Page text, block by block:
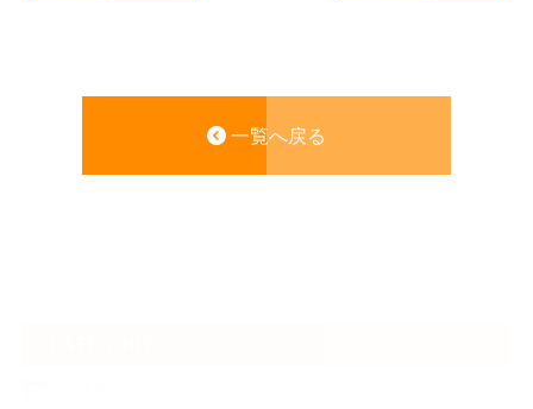
一覧へ戻る